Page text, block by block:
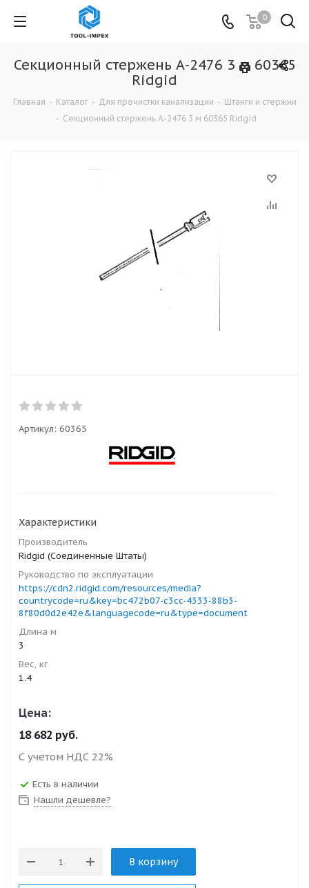
0
Секционный стержень А-2476 3 м 60365
Ridgid
Главная - Каталог - Для прочистки канализации - Штанги и стержни
- Секционный стержень А-2476 3 м 60365 Ridgid
Артикул: 60365
Характеристики
Производитель
Ridgid (Соединенные Штаты)
Руководство по эксплуатации
https://cdn2.ridgid.com/resources/media?
countrycode=ru&key=bc472b07-c3cc-4333-88b3-
8f80d0d2e42e&languagecode=ru&type=document
Длина м
3
Вес, кг
1.4
Цена:
18 682 руб.
С учетом НДС 22%
Есть в наличии
Нашли дешевле?
В корзину